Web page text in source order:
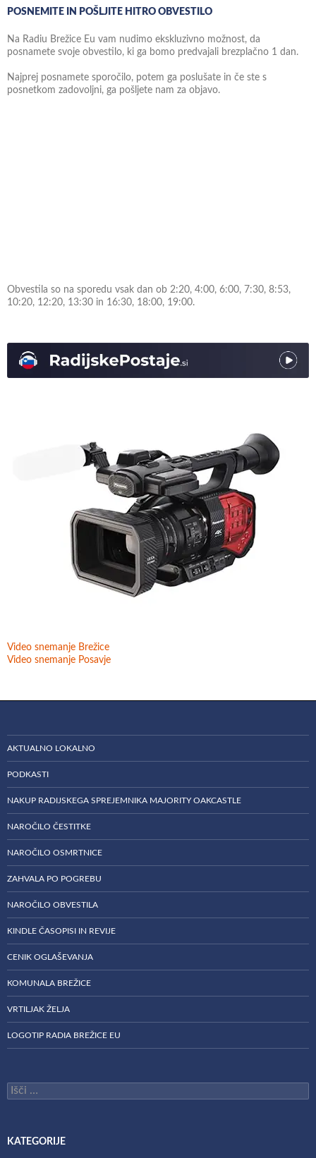
POSNEMITE IN POŠLJITE HITRO OBVESTILO
Na Radiu Brežice Eu vam nudimo ekskluzivno možnost, da
posnamete svoje obvestilo, ki ga bomo predvajali brezplačno 1 dan.
Najprej posnamete sporočilo, potem ga poslušate in če ste s
posnetkom zadovoljni, ga pošljete nam za objavo.
Obvestila so na sporedu vsak dan ob 2:20, 4:00, 6:00, 7:30, 8:53,
10:20, 12:20, 13:30 in 16:30, 18:00, 19:00.
Video snemanje Brežice
Video snemanje Posavje
AKTUALNO LOKALNO
PODKASTI
NAKUP RADIJSKEGA SPREJEMNIKA MAJORITY OAKCASTLE
NAROČILO ČESTITKE
NAROČILO OSMRTNICE
ZAHVALA PO POGREBU
NAROČILO OBVESTILA
KINDLE ČASOPISI IN REVIJE
CENIK OGLAŠEVANJA
KOMUNALA BREŽICE
VRTILJAK ŽELJA
LOGOTIP RADIA BREŽICE EU
Išči:
KATEGORIJE